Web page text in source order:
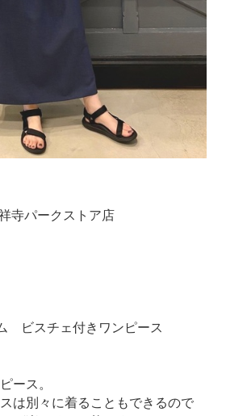
寺パークストア店
ビスチェ付きワンピース
ース。
は別々に着ることもできるので